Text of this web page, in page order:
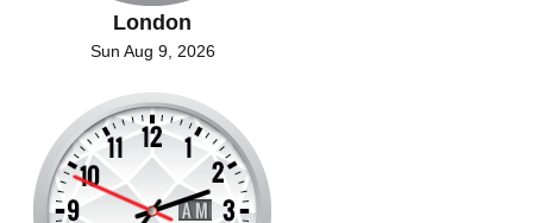
London
Sun Aug 9, 2026